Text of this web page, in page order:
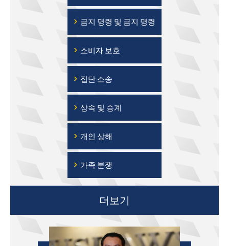
› 금지 명령 및 금지 명령
› 소비자 보호
› 집단 소송
› 상속 및 승계
› 개인 상해
› 가족 분쟁
더보기